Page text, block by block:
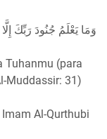
وَمَا يَعْلَمُ جُنُودَ رَبِّكَ
Tuhanmu (para
Muddassir: 31)
Al-Qurthubi